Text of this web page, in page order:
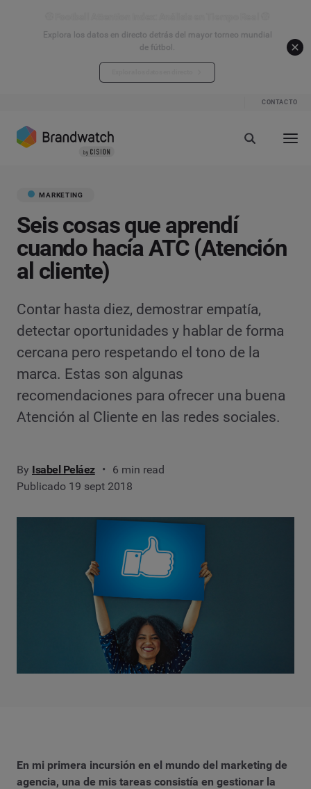
Explora los datos en directo detrás del mayor torneo mundial
de fútbol.
CONTACTO
MARKETING
Seis cosas que aprendí
cuando hacía ATC (Atención
al cliente)
Contar hasta diez, demostrar empatía,
detectar oportunidades y hablar de forma
cercana pero respetando el tono de la
marca. Estas son algunas
recomendaciones para ofrecer una buena
Atención al Cliente en las redes sociales.
By Isabel Peláez
6 min read
Publicado 19 sept 2018
En mi primera incursión en el mundo del marketing de
agencia, una de mis tareas consistía en gestionar la